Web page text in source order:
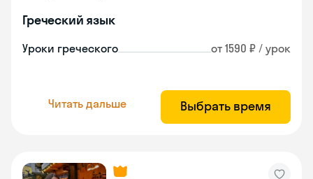
Греческий язык
Уроки греческого от 1590 ₽ / урок
Читать дальше Выбрать время